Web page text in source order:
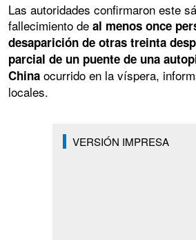
Las autoridades confirmaron este
fallecimiento de al menos once
desaparición de otras treinta
parcial de un puente de una
China ocurrido en la víspera,
locales.
VERSIÓN IMPRESA